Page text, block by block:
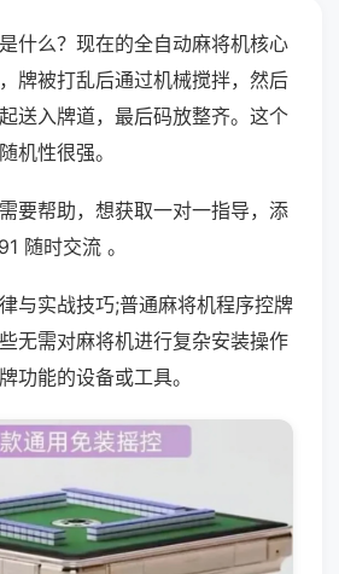
什么？现在的全自动麻将机核心
牌被打乱后通过机械搅拌，然后
送入牌道，最后码放整齐。这个
机性很强。
要帮助，想获取一对一指导，添
随时交流 。
与实战技巧;普通麻将机程序控牌
无需对麻将机进行复杂安装操作
功能的设备或工具。